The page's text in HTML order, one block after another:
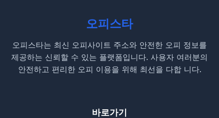
오피스타
오피스타는 최신 오피사이트 주소와 안전한 오피 정보를
제공하는 신뢰할 수 있는 플랫폼입니다. 사용자 여러분의
안전하고 편리한 오피 이용을 위해 최선을 다합 니다.
바로가기